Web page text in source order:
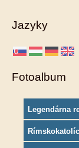
Jazyky
Fotoalbum
Legendárna